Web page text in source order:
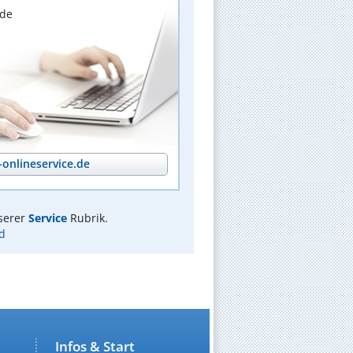
ServiceRubrik.
Infos & Start